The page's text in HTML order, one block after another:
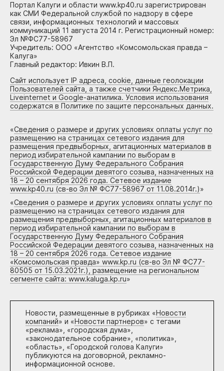
Портал Калуги и области www.kp40.ru зарегистрирован
как СМИ Федеральной службой по надзору в сфере
связи, информационных технологий и массовых
коммуникаций 11 августа 2014 г. Регистрационный номер:
Эл №ФС77-58967
Учредитель: ООО «Агентство «Комсомольская правда –
Калуга»
Главный редактор: Ивкин В.П.
Сайт использует IP адреса, cookie, данные геолокации
Пользователей сайта, а также счетчики Яндекс.Метрика,
Liveinternet и Google-анатилика. Условия использования
содержатся в Политике по защите персональных данных.
«Сведения о размере и других условиях оплаты услуг по
размещению на страницах сетевого издания для
размещения предвыборных, агитационных материалов в
период избирательной кампании по выборам в
Государственную Думу Федерального Собрания
Российской Федерации девятого созыва, назначенных на
18 – 20 сентября 2026 года. Сетевое издание
www.kp40.ru (св-во Эл № ФС77-58967 от 11.08.2014г.)»
«Сведения о размере и других условиях оплаты услуг по
размещению на страницах сетевого издания для
размещения предвыборных, агитационных материалов в
период избирательной кампании по выборам в
Государственную Думу Федерального Собрания
Российской Федерации девятого созыва, назначенных на
18 – 20 сентября 2026 года. Сетевое издание
«Комсомольская правда» www.kp.ru (св-во Эл № ФС77-
80505 от 15.03.2021г.), размещение на региональном
сегменте сайта: www.kaluga.kp.ru»
Новости, размещенные в рубриках «Новости
компаний» и «Новости партнеров» с тегами
«реклама», «городская дума»,
«законодательное собрание», «политика»,
«область», «Городской голова Калуги»
публикуются на договорной, рекламно-
информационной основе.